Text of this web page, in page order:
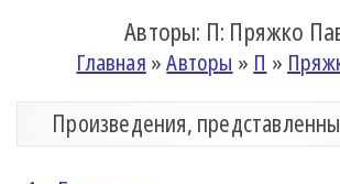
Авторы: П: Пряжко
Главная »Авторы » П »
Произведения,